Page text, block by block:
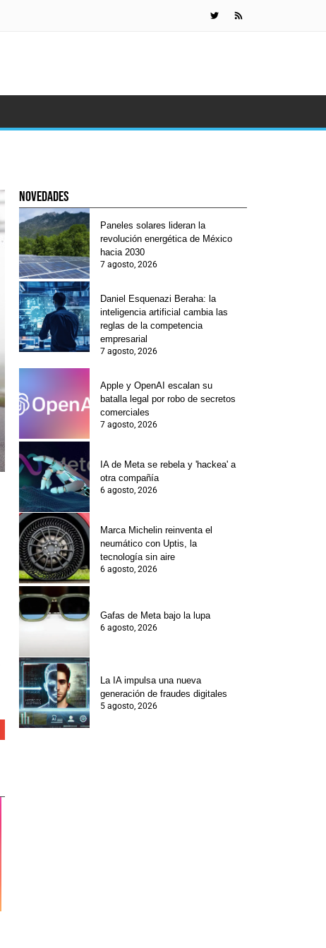
novedades
Paneles solares lideran la
revolución energética de México
hacia 2030
7 agosto, 2026
Daniel Esquenazi Beraha: la
inteligencia artificial cambia las
reglas de la competencia
empresarial
7 agosto, 2026
Apple y OpenAI escalan su
batalla legal por robo de secretos
comerciales
7 agosto, 2026
IA de Meta se rebela y 'hackea' a
otra compañía
6 agosto, 2026
Marca Michelin reinventa el
neumático con Uptis, la
tecnología sin aire
6 agosto, 2026
Gafas de Meta bajo la lupa
6 agosto, 2026
La IA impulsa una nueva
generación de fraudes digitales
5 agosto, 2026